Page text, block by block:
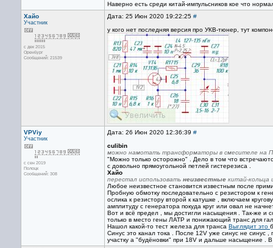
Наверно есть среди китай-импульсников кое что
Хайо
Участник
с дек 2015
Оренбург
Сообщений: 21539
Дата: 25 Июн 2020 19:22:25 #
у кого нет последняя версия про УКВ-тюнер, тут
VPViy
Участник
с сен 2019
Полоцк
Сообщений: 308
Дата: 26 Июн 2020 12:36:39 #
culibin
можно намотать трансформаторы в смесителе на
"Можно только осторожно" . Дело в том что
с довольно прямоугольной петлей гистерезиса .
Хайо
перестал использовать неизвестные китай-кольца
Любое неизвестное становится известным после
Пробную обмотку последовательно с резистором к
ослика к резистору второй к катушке , включаем
амплитуду с генератора покуда круг или овал не
Вот и всё предел , мы достигли насыщения . Так-же и
только в место гены ЛАТР и понижающий транс для
Нашол какой-то тест железа для транса Выглядит это
Синус это канал тока . После 12V уже синус не синус
участку а "будёновки" при 18V и дальше насыщение . В